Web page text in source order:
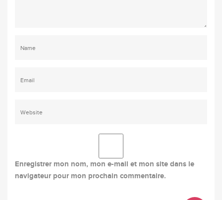
Enregistrer mon nom, mon e-mail et mon site dans le
navigateur pour mon prochain commentaire.